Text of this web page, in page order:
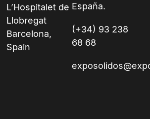
L’Hospitalet de
Llobregat
Barcelona,
Spain
España.
(+34) 93 238
68 68